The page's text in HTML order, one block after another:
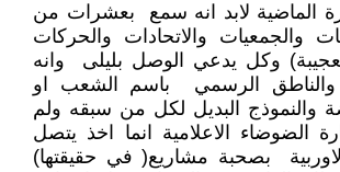
الماضية لابد انه سمع بعشرات من
والجمعيات والاتحادات والحركات
وكل يدعي الوصل بليلى وانه
والناطق الرسمي باسم الشعب او
والنموذج البديل لكل من سبقه ولم
الضوضاء الاعلامية انما اخذ يتصل
بصحبة مشاريع( في حقيقتها)